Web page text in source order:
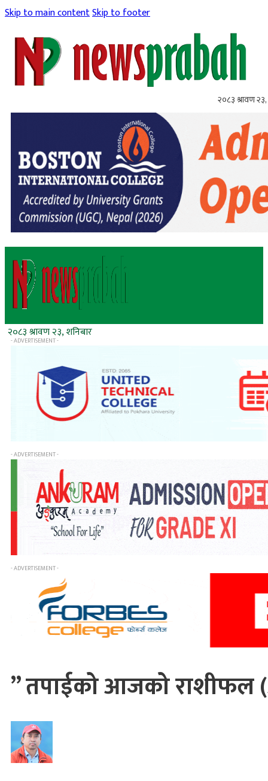
Skip to main contentSkip to footer
२०८३ श्रावण २३,
२०८३ श्रावण २३, शनिबार
- ADVERTISEMENT -
- ADVERTISEMENT -
- ADVERTISEMENT -
” तपाईको आजको राशीफल